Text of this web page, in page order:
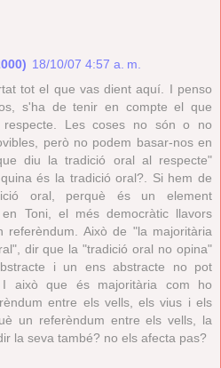
18/10/07 4:57 a. m.
tot el que vas dient aquí. I penso
s'ha de tenir en compte el que
Les coses no són o no
però no podem basar-nos en
diu la tradició oral al respecte"
és la tradició oral?. Si hem de
oral, perquè és un element
Toni, el més democràtic llavors
referèndum. Això de "la majoritària
dir que la "tradició oral no opina"
i un ens abstracte no pot
I això que és majoritària com ho
entre els vells, els vius i els
un referèndum entre els vells, la
la seva també? no els afecta pas?